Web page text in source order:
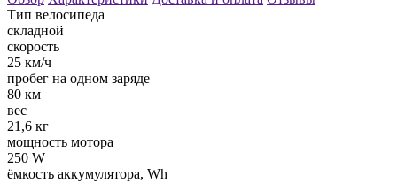
Тип велосипеда
складной
скорость
25 км/ч
пробег на одном заряде
80 км
вес
21,6 кг
мощность мотора
250 W
ёмкость аккумулятора, Wh